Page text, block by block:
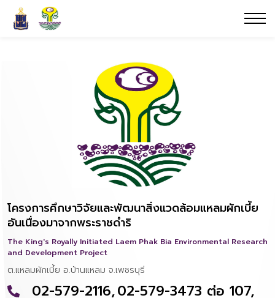
โครงการศึกษาวิจัยและพัฒนาสิ่งแวดล้อมแหลมผักเบี้ย
อันเนื่องมาจากพระราชดำริ
The King's Royally Initiated Laem Phak Bia Environmental Research
and Development Project
ต.แหลมผักเบี้ย อ.บ้านแหลม จ.เพชรบุรี
02-579-2116,02-579-3473 ต่อ 107,